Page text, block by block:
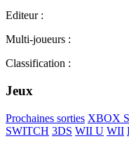
Editeur :
Multi-joueurs :
Classification :
Jeux
Prochaines sorties XBOX
SWITCH 3DS WII U WII